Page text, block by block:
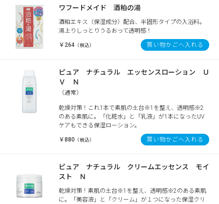
ワフードメイド 酒粕の湯
酒粕エキス（保湿成分）配合、半固形タイプの入浴料。
湯上りしっとりうるおって透明感！
￥264 （税込） 買い物かごへ入れる
ピュア ナチュラル エッセンスローション Ｕ
Ｖ Ｎ
（通常）
乾燥対策！これ1本で素肌の土台※1を整え、透明感※2
のある素肌に。「化粧水」と「乳液」が1本になったUV
ケアもできる保湿ローション。
￥880 （税込） 買い物かごへ入れる
ピュア ナチュラル クリームエッセンス モイ
スト Ｎ
乾燥対策！素肌の土台※1を整え、透明感※2のある素肌
に。「美容液」と「クリーム」が１つになった保湿クリ